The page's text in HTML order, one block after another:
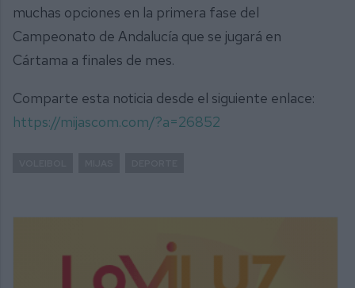
muchas opciones en la primera fase del
Campeonato de Andalucía que se jugará en
Cártama a finales de mes.
Comparte esta noticia desde el siguiente enlace:
https://mijascom.com/?a=26852